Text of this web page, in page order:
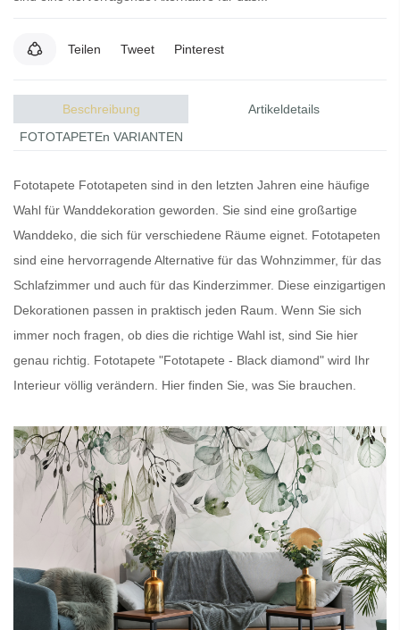
Teilen Tweet Pinterest
Beschreibung
Artikeldetails
FOTOTAPETEn VARIANTEN
Fototapete Fototapeten sind in den letzten Jahren eine häufige
Wahl für Wanddekoration geworden. Sie sind eine großartige
Wanddeko, die sich für verschiedene Räume eignet. Fototapeten
sind eine hervorragende Alternative für das Wohnzimmer, für das
Schlafzimmer und auch für das Kinderzimmer. Diese einzigartigen
Dekorationen passen in praktisch jeden Raum. Wenn Sie sich
immer noch fragen, ob dies die richtige Wahl ist, sind Sie hier
genau richtig. Fototapete "Fototapete - Black diamond" wird Ihr
Interieur völlig verändern. Hier finden Sie, was Sie brauchen.